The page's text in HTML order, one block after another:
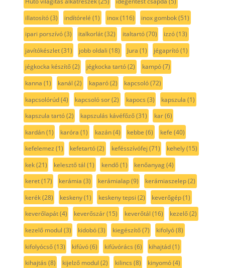
illatosító(3) indítórelé (1) inox(116) inox gombok(51)
ipari porszívó(3) italkorlát(32) italtartó(70) izzó(13)
javítókészlet(31) jobb oldali (18) Jura (1) jégaprító(1)
jégkocka készítő(2) jégkocka tartó(2) kampó(7)
kanna (1) kanál (2) kaparó(2) kapcsoló(72)
kapcsolórúd(4) kapcsoló sor(2) kapocs (3) kapszula (1)
kapszula tartó(2) kapszulás kávéfőző(31) kar(6)
kardán(1) karóra (1) kazán(4) kebbe (6) kefe (40)
kefelemez (1) kefetartó(2) kefésszívófej (71) kehely(15)
kek(21) kelesztő tál (1) kendő(1) kenőanyag(4)
keret(17) kerámia (3) kerámialap(9) kerámiaszelep(2)
kerék(28) keskeny(1) keskeny tepsi (2) keverőgép(1)
keverőlapát(4) keverőszár(15) keverőtál (16) kezelő(2)
kezelő modul (3) kidobó(3) kiegészítő(7) kifolyó(8)
kifolyócső(13) kifúvó(6) kifúvórács (6) kihajtád(1)
kihajtás (8) kijelző modul (2) kilincs (8) kinyomó(4)